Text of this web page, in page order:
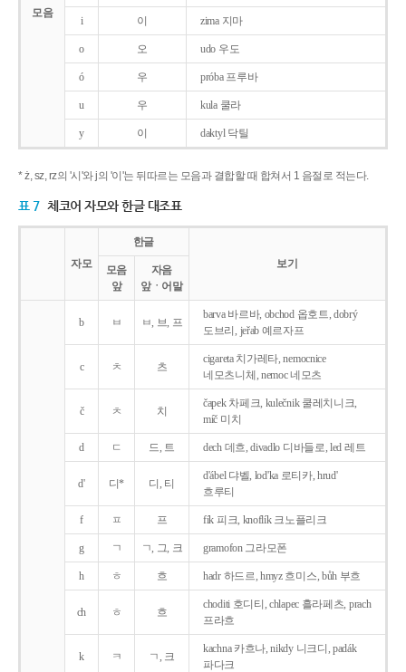
모음
i 이 zima 지마
o 오 udo 우도
ó 우 próba 프루바
u 우 kula 쿨라
y 이 daktyl 닥틸
* ż, sz, rz의 '시'와 j의 '이'는 뒤따르는 모음과 결합할 때 합쳐서 1 음절로 적는다.
표 7 체코어 자모와 한글 대조표
자모
한글
보기
모음
앞
자음
앞ㆍ어말
b ㅂ ㅂ, 브, 프
barva 바르바, obchod 옵호트, dobrý
도브리, jeřab 예르자프
c ㅊ 츠
cigareta 치가레타, nemocnice
네모츠니체, nemoc 네모츠
č ㅊ 치
čapek 차페크, kulečnik 쿨레치니크,
míč 미치
d ㄷ 드, 트 dech 데흐, divadlo 디바들로, led 레트
d' 디* 디, 티
d'ábel 댜벨, lod'ka 로티카, hrud'
흐루티
f ㅍ 프 fík 피크, knoflík 크노플리크
g ㄱ ㄱ, 그, 크 gramofon 그라모폰
h ㅎ 흐 hadr 하드르, hmyz 흐미스, bůh 부흐
ch ㅎ 흐
choditi 호디티, chlapec 흘라페츠, prach
프라흐
k ㅋ ㄱ, 크
kachna 카흐나, nikdy 니크디, padák
파다크